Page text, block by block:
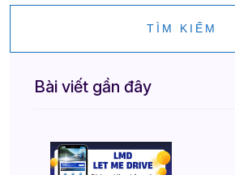
TÌM KIẾM
Bài viết gần đây